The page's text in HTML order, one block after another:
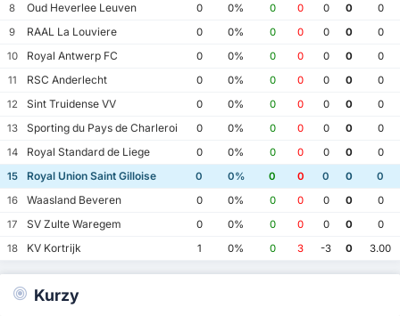
8
Oud Heverlee Leuven 0 0% 0 0 0 0
0
9
RAAL La Louviere 0 0% 0 0 0 0
0
10
Royal Antwerp FC 0 0% 0 0 0 0
0
11
RSC Anderlecht 0 0% 0 0 0 0
0
12
Sint Truidense VV 0 0% 0 0 0 0
0
13
Sporting du Pays de Charleroi 0 0% 0 0 0 0
0
14
Royal Standard de Liege 0 0% 0 0 0 0
0
15
Royal Union Saint Gilloise 0 0% 0 0 0 0
0
16
Waasland Beveren 0 0% 0 0 0 0
0
17
SV Zulte Waregem 0 0% 0 0 0 0
0
18
KV Kortrijk 1 0% 0 3 -3 0 3.00
Kurzy